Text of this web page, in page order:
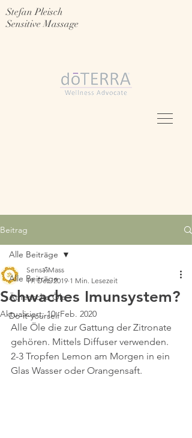
Stefan Pleisch
Sensitive Massage
Beitrag
Alle Beiträge
Ätherische Öle
Do-it-yourself
Alle Beiträge
Schwaches Imunsystem?
SensॐMass
19. Dez. 2019 1 Min. Lesezeit
Aktualisiert:10. Feb. 2020
Alle Öle die zur Gattung der Zitronate
gehören. Mittels Diffuser verwenden.
2-3 Tropfen Lemon am Morgen in ein
Glas Wasser oder Orangensaft.